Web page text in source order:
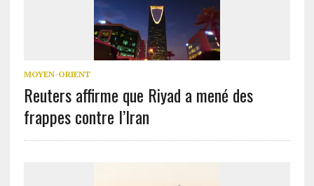
MOYEN-ORIENT
Reuters affirme que Riyad a mené des
frappes contre l’Iran